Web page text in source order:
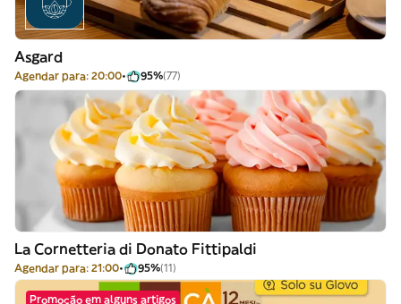
Asgard
Agendar para: 20:00 95%(77)
La Cornetteria di Donato Fittipaldi
Agendar para: 21:00 95%(11)
Promoção em alguns artigos